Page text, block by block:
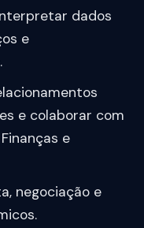
dados
e
e colaborar com
e
negociação e